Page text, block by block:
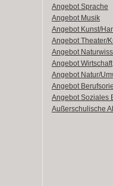
Angebot Sprache
Angebot Musik
Angebot Kunst/
Angebot Theater/
Angebot
Angebot Wirtschaft
Angebot Natur/
Angebot
Angebot Soziales
Außerschulische